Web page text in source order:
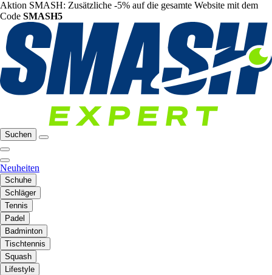
Aktion SMASH: Zusätzliche -5% auf die gesamte Website mit dem
Code SMASH5
Suchen
Neuheiten
Schuhe
Schläger
Tennis
Padel
Badminton
Tischtennis
Squash
Lifestyle